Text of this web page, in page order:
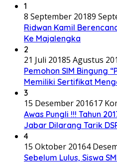
1
8 September 20189
Ridwan Kamil
Ke Majalengka
2
21 Juli 20185 Agustus
Pemohon SIM Bingung
Memiliki Sertifikat
3
15 Desember 201617
Awas Pungli !!! Tahun
Jabar Dilarang Tarik
4
15 Oktober 20164
Sebelum Lulus, Siswa